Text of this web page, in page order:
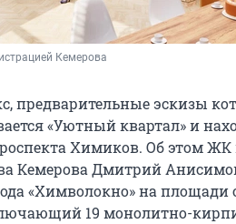
Кемерова
предварительные эскизы
«Уютный квартал» и
Химиков. Об этом ЖК
Кемерова Дмитрий
«Химволокно» на площади
19 монолитно-